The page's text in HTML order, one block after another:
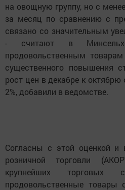
на овощную группу, но с
за месяц по сравнению с
связано со значительным
- считают в
продовольственным
существенного повышения
рост цен в декабре к октябрю
2%, добавили в ведомстве.
Согласны с этой оценкой и
розничной торговли
крупнейших торговых
продовольственные товары